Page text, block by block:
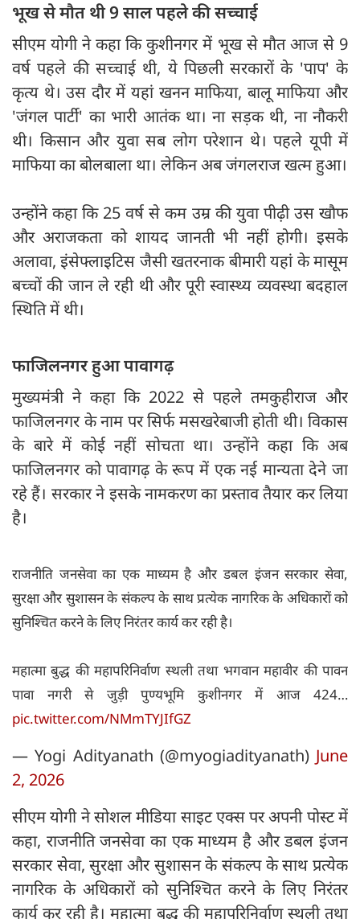
भूख से मौत थी 9 साल पहले की सच्चाई
सीएम योगी ने कहा कि कुशीनगर में भूख से मौत आज से 9
वर्ष पहले की सच्चाई थी, ये पिछली सरकारों के 'पाप' के
कृत्य थे। उस दौर में यहां खनन माफिया, बालू माफिया और
'जंगल पार्टी' का भारी आतंक था। ना सड़क थी, ना नौकरी
थी। किसान और युवा सब लोग परेशान थे। पहले यूपी में
माफिया का बोलबाला था। लेकिन अब जंगलराज खत्म हुआ।
उन्होंने कहा कि 25 वर्ष से कम उम्र की युवा पीढ़ी उस खौफ
और अराजकता को शायद जानती भी नहीं होगी। इसके
अलावा, इंसेफ्लाइटिस जैसी खतरनाक बीमारी यहां के मासूम
बच्चों की जान ले रही थी और पूरी स्वास्थ्य व्यवस्था बदहाल
स्थिति में थी।
फाजिलनगर हुआ पावागढ़
मुख्यमंत्री ने कहा कि 2022 से पहले तमकुहीराज और
फाजिलनगर के नाम पर सिर्फ मसखरेबाजी होती थी। विकास
के बारे में कोई नहीं सोचता था। उन्होंने कहा कि अब
फाजिलनगर को पावागढ़ के रूप में एक नई मान्यता देने जा
रहे हैं। सरकार ने इसके नामकरण का प्रस्ताव तैयार कर लिया
है।
राजनीति जनसेवा का एक माध्यम है और डबल इंजन सरकार सेवा,
सुरक्षा और सुशासन के संकल्प के साथ प्रत्येक नागरिक के अधिकारों को
सुनिश्चित करने के लिए निरंतर कार्य कर रही है।
महात्मा बुद्ध की महापरिनिर्वाण स्थली तथा भगवान महावीर की पावन
पावा नगरी से जुड़ी पुण्यभूमि कुशीनगर में आज 424…
pic.twitter.com/NMmTYJIfGZ
— Yogi Adityanath (@myogiadityanath) June
2, 2026
सीएम योगी ने सोशल मीडिया साइट एक्स पर अपनी पोस्ट में
कहा, राजनीति जनसेवा का एक माध्यम है और डबल इंजन
सरकार सेवा, सुरक्षा और सुशासन के संकल्प के साथ प्रत्येक
नागरिक के अधिकारों को सुनिश्चित करने के लिए निरंतर
कार्य कर रही है। महात्मा बुद्ध की महापरिनिर्वाण स्थली तथा